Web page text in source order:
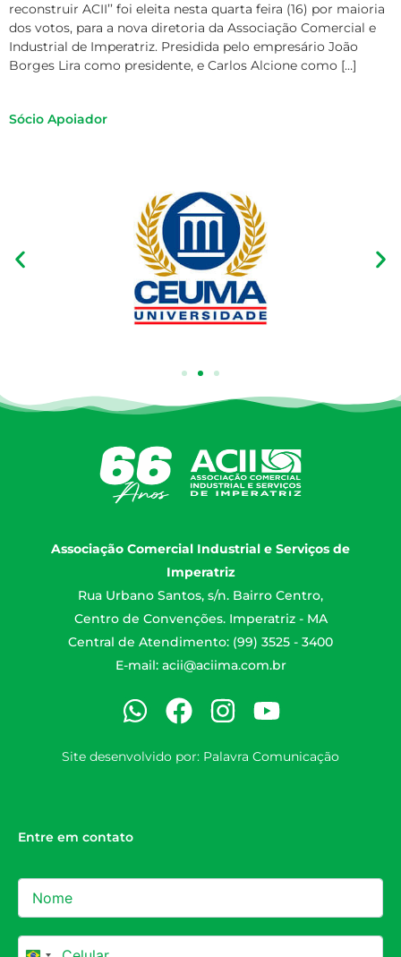
reconstruir ACII’’ foi eleita nesta quarta feira (16) por maioria
dos votos, para a nova diretoria da Associação Comercial e
Industrial de Imperatriz. Presidida pelo empresário João
Borges Lira como presidente, e Carlos Alcione como […]
Sócio Apoiador
Associação Comercial Industrial e Serviços de
Imperatriz
Rua Urbano Santos, s/n. Bairro Centro,
Centro de Convenções. Imperatriz - MA
Central de Atendimento: (99) 3525 - 3400
E-mail: acii@aciima.com.br
Site desenvolvido por: Palavra Comunicação
Entre em contato